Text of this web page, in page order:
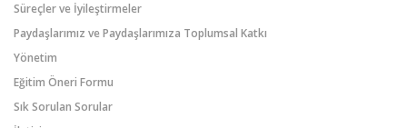
Süreçler ve İyileştirmeler
Paydaşlarımız ve Paydaşlarımıza Toplumsal Katkı
Yönetim
Eğitim Öneri Formu
Sık Sorulan Sorular